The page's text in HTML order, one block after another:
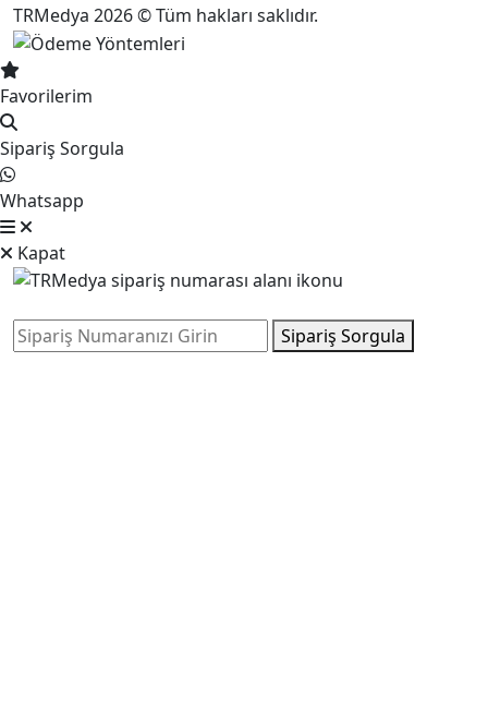
TRMedya 2026 © Tüm hakları saklıdır.
Favorilerim
Sipariş Sorgula
Whatsapp
Kapat
Sipariş Sorgula